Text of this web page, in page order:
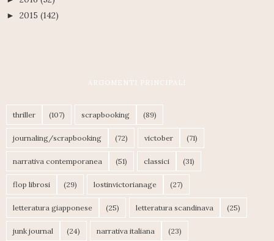
► 2015 (142)
ARGOMENTI PRINCIPALI
thriller (107) scrapbooking (89)
journaling/scrapbooking (72) victober (71)
narrativa contemporanea (51) classici (31)
flop librosi (29) lostinvictorianage (27)
letteratura giapponese (25) letteratura scandinava (25)
junk journal (24) narrativa italiana (23)